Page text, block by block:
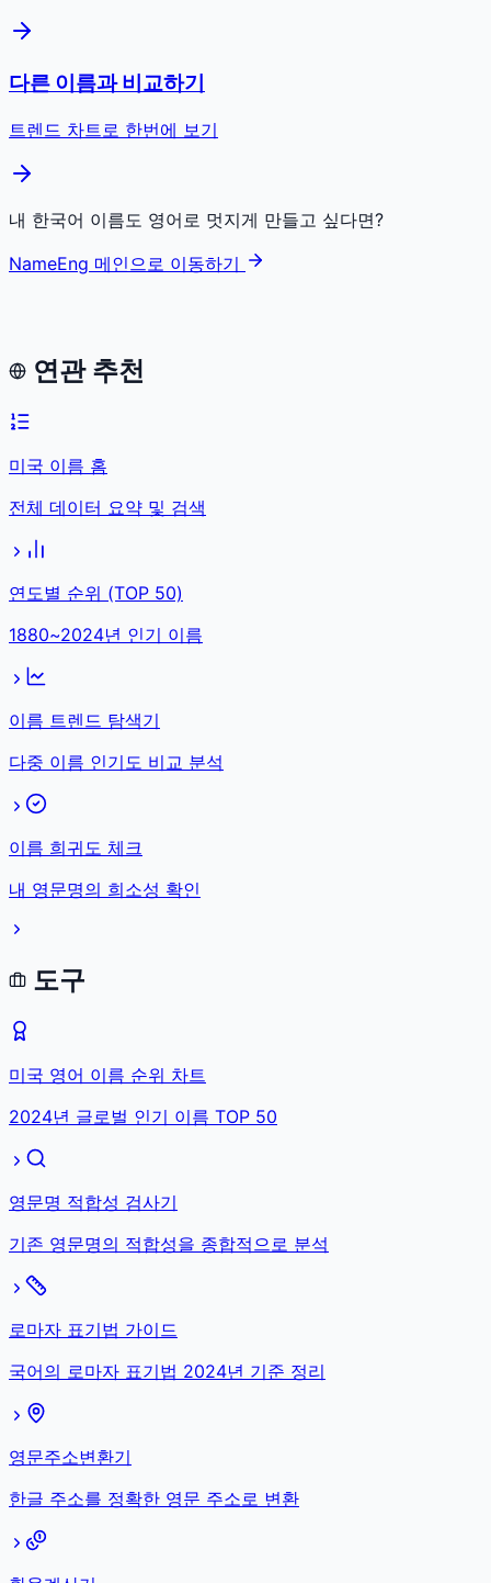
다른 이름과 비교하기
트렌드 차트로 한번에 보기
내 한국어 이름도 영어로 멋지게 만들고 싶다면?
NameEng 메인으로 이동하기
연관 추천
미국 이름 홈
전체 데이터 요약 및 검색
연도별 순위 (TOP 50)
1880~2024년 인기 이름
이름 트렌드 탐색기
다중 이름 인기도 비교 분석
이름 희귀도 체크
내 영문명의 희소성 확인
도구
미국 영어 이름 순위 차트
2024년 글로벌 인기 이름 TOP 50
영문명 적합성 검사기
기존 영문명의 적합성을 종합적으로 분석
로마자 표기법 가이드
국어의 로마자 표기법 2024년 기준 정리
영문주소변환기
한글 주소를 정확한 영문 주소로 변환